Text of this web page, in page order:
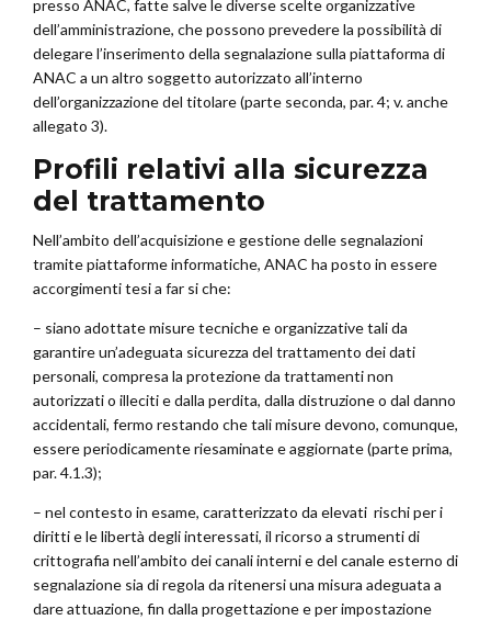
presso ANAC, fatte salve le diverse scelte organizzative
dell’amministrazione, che possono prevedere la possibilità di
delegare l’inserimento della segnalazione sulla piattaforma di
ANAC a un altro soggetto autorizzato all’interno
dell’organizzazione del titolare (parte seconda, par. 4; v. anche
allegato 3).
Profili relativi alla sicurezza
del trattamento
Nell’ambito dell’acquisizione e gestione delle segnalazioni
tramite piattaforme informatiche, ANAC ha posto in essere
accorgimenti tesi a far si che:
– siano adottate misure tecniche e organizzative tali da
garantire un’adeguata sicurezza del trattamento dei dati
personali, compresa la protezione da trattamenti non
autorizzati o illeciti e dalla perdita, dalla distruzione o dal danno
accidentali, fermo restando che tali misure devono, comunque,
essere periodicamente riesaminate e aggiornate (parte prima,
par. 4.1.3);
– nel contesto in esame, caratterizzato da elevati rischi per i
diritti e le libertà degli interessati, il ricorso a strumenti di
crittografia nell’ambito dei canali interni e del canale esterno di
segnalazione sia di regola da ritenersi una misura adeguata a
dare attuazione, fin dalla progettazione e per impostazione